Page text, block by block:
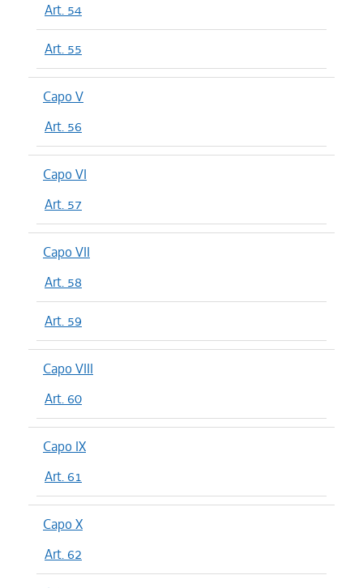
Art. 54
Art. 55
Capo V
Art. 56
Capo VI
Art. 57
Capo VII
Art. 58
Art. 59
Capo VIII
Art. 60
Capo IX
Art. 61
Capo X
Art. 62